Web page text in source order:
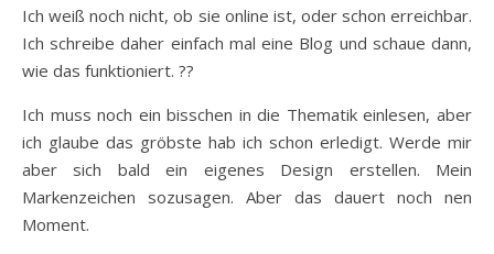
Ich weiß noch nicht, ob sie online ist, oder schon erreichbar.
Ich schreibe daher einfach mal eine Blog und schaue dann,
wie das funktioniert. ??
Ich muss noch ein bisschen in die Thematik einlesen, aber
ich glaube das gröbste hab ich schon erledigt. Werde mir
aber sich bald ein eigenes Design erstellen. Mein
Markenzeichen sozusagen. Aber das dauert noch nen
Moment.